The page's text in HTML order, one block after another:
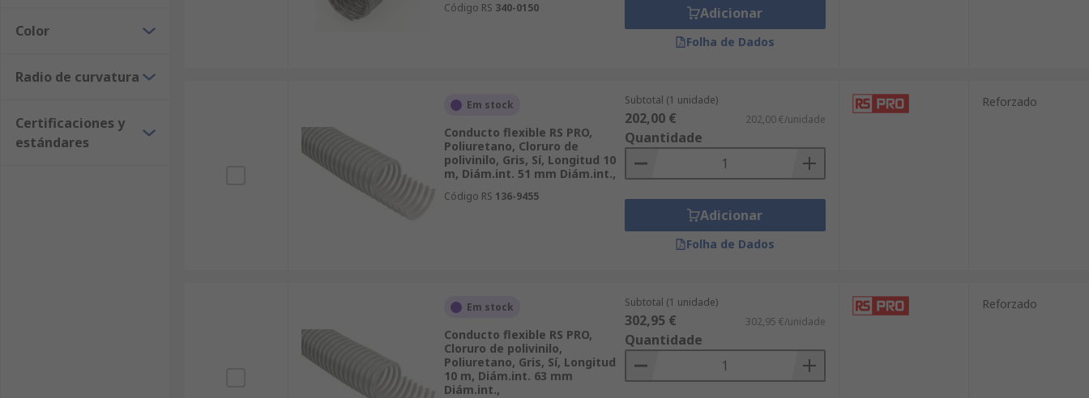
Color
Radio de curvatura
Certificaciones y
estándares
Código RS 340-0150 Adicionar
Folha de Dados
Em stock
Conducto flexible RS PRO,
Poliuretano, Cloruro de
polivinilo, Gris, Sí, Longitud 10
m, Diám.int. 51 mm Diám.int.,
Código RS 136-9455
Subtotal (1 unidade)
202,00 € 202,00 €/unidade
Quantidade
Adicionar
Folha de Dados
Reforzado
Em stock
Conducto flexible RS PRO,
Cloruro de polivinilo,
Poliuretano, Gris, Sí, Longitud
10 m, Diám.int. 63 mm
Diám.int.,
Subtotal (1 unidade)
302,95 € 302,95 €/unidade
Quantidade
Reforzado